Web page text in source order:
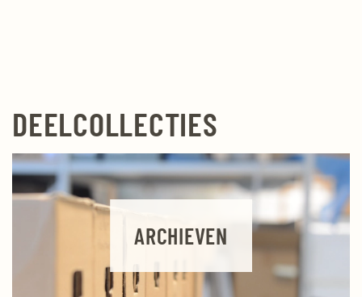
DEELCOLLECTIES
ARCHIEVEN